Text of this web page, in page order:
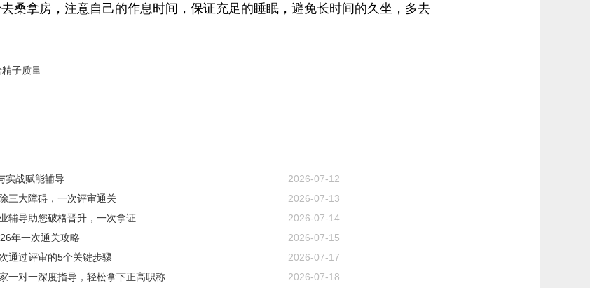
桑拿房，注意自己的作息时间，保证充足的睡眠，避免长时间的久坐，多去
精子质量
实战赋能辅导
2026-07-12
三大障碍，一次评审通关
2026-07-13
辅导助您破格晋升，一次拿证
2026-07-14
年一次通关攻略
2026-07-15
通过评审的5个关键步骤
2026-07-17
一对一深度指导，轻松拿下正高职称 2026-07-18